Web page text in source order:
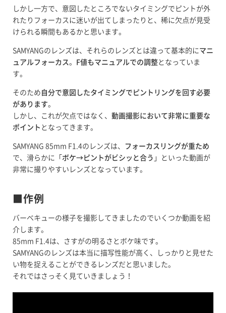
しかし一方で、意図したところでないタイミングでピントが外
れたりフォーカスに迷いが出てしまったりと、稀に欠点が見受
けられる瞬間もあるかと思います。
SAMYANGのレンズは、それらのレンズとは違って基本的に マニ
ュアルフォーカス。 F値もマニュアルでの調整となっていま
す。
そのため 自分で意図したタイミングでピントリングを回す必要
があります。
しかし、これが欠点ではなく、 動画撮影において非常に重要な
ポイント となってきます。
SAMYANG 85mm F1.4のレンズは、
フォーカスリングが重ため
で、滑らかに「 ボケ→ピントがビシッと合う 」といった動画が
非常に撮りやすいレンズとなっています。
■作例
バーベキューの様子を撮影してきましたのでいくつか動画を紹
介します。
85mm F1.4は、さすがの明るさとボケ味です。
SAMYANGのレンズは本当に描写性能が高く、しっかりと見せた
い物を捉えることができるレンズだと思いました。
それではさっそく見ていきましょう！